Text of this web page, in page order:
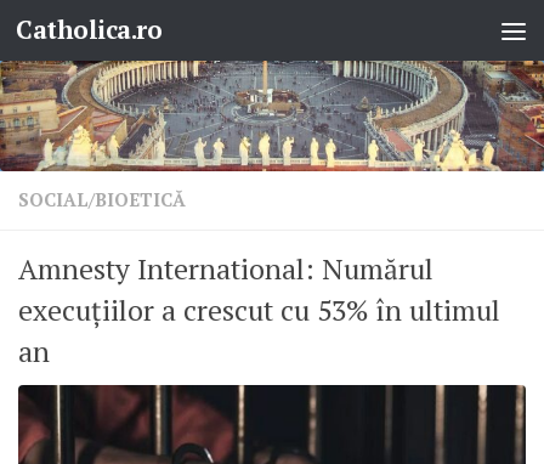
Skip to content
Catholica.ro
SOCIAL/BIOETICĂ
Amnesty International: Numărul
execuțiilor a crescut cu 53% în ultimul
an